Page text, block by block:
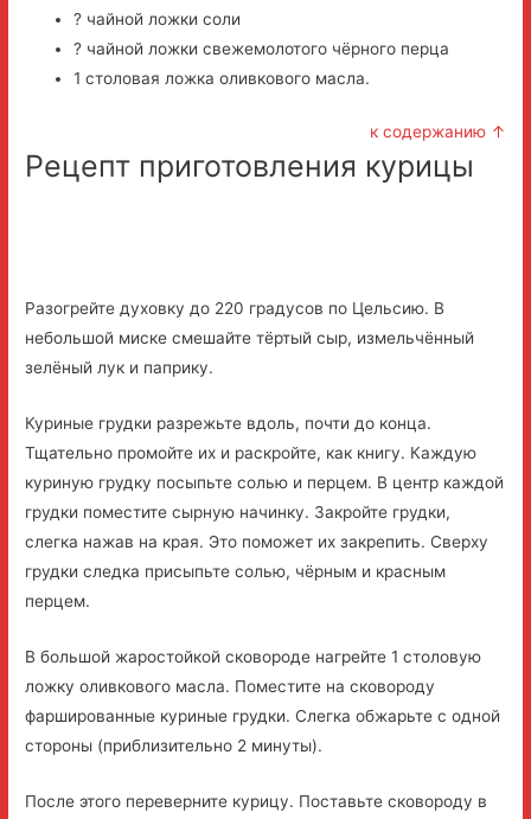
? чайной ложки соли
? чайной ложки свежемолотого чёрного перца
1 столовая ложка оливкового масла.
к содержанию ↑
Рецепт приготовления курицы
Разогрейте духовку до 220 градусов по Цельсию. В
небольшой миске смешайте тёртый сыр, измельчённый
зелёный лук и паприку.
Куриные грудки разрежьте вдоль, почти до конца.
Тщательно промойте их и раскройте, как книгу. Каждую
куриную грудку посыпьте солью и перцем. В центр каждой
грудки поместите сырную начинку. Закройте грудки,
слегка нажав на края. Это поможет их закрепить. Сверху
грудки следка присыпьте солью, чёрным и красным
перцем.
В большой жаростойкой сковороде нагрейте 1 столовую
ложку оливкового масла. Поместите на сковороду
фаршированные куриные грудки. Слегка обжарьте с одной
стороны (приблизительно 2 минуты).
После этого переверните курицу. Поставьте сковороду в